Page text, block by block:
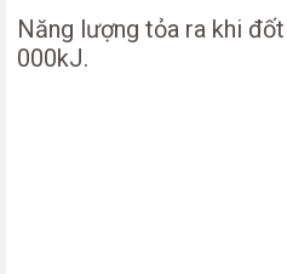
Năng lượng tỏa ra khi
000kJ.